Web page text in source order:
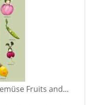
Fruits and...